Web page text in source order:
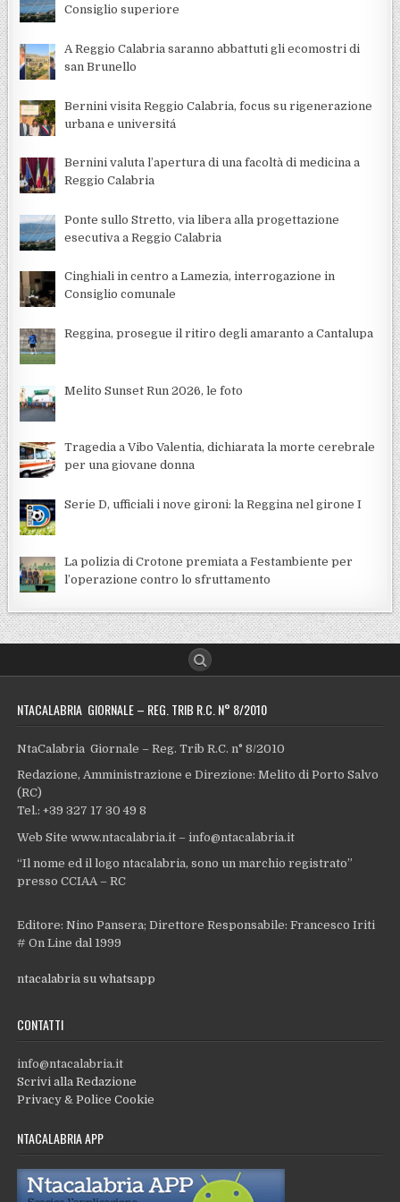
Consiglio superiore
A Reggio Calabria saranno abbattuti gli ecomostri di
san Brunello
Bernini visita Reggio Calabria, focus su rigenerazione
urbana e universitá
Bernini valuta l’apertura di una facoltà di medicina a
Reggio Calabria
Ponte sullo Stretto, via libera alla progettazione
esecutiva a Reggio Calabria
Cinghiali in centro a Lamezia, interrogazione in
Consiglio comunale
Reggina, prosegue il ritiro degli amaranto a Cantalupa
Melito Sunset Run 2026, le foto
Tragedia a Vibo Valentia, dichiarata la morte cerebrale
per una giovane donna
Serie D, ufficiali i nove gironi: la Reggina nel girone I
La polizia di Crotone premiata a Festambiente per
l’operazione contro lo sfruttamento
NTACALABRIA GIORNALE – REG. TRIB R.C. N° 8/2010
NtaCalabria Giornale – Reg. Trib R.C. n° 8/2010
Redazione, Amministrazione e Direzione: Melito di Porto Salvo
(RC)
Tel.: +39 327 17 30 49 8
Web Site www.ntacalabria.it – info@ntacalabria.it
“Il nome ed il logo ntacalabria, sono un marchio registrato”
presso CCIAA – RC
Editore: Nino Pansera; Direttore Responsabile: Francesco Iriti
# On Line dal 1999
ntacalabria su whatsapp
CONTATTI
info@ntacalabria.it
Scrivi alla Redazione
Privacy & Police Cookie
NTACALABRIA APP